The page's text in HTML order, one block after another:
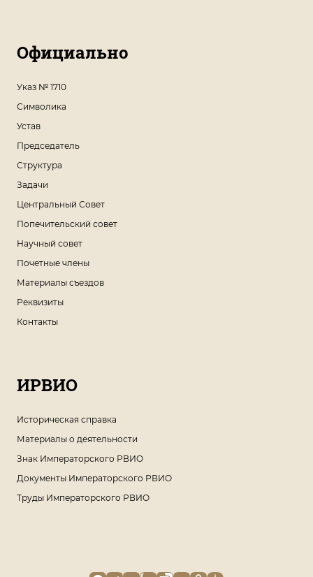
Официально
Указ № 1710
Символика
Устав
Председатель
Структура
Задачи
Центральный Совет
Попечительский совет
Научный совет
Почетные члены
Материалы съездов
Реквизиты
Контакты
ИРВИО
Историческая справка
Материалы о деятельности
Знак Императорского РВИО
Документы Императорского РВИО
Труды Императорского РВИО